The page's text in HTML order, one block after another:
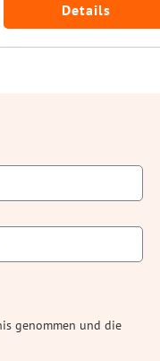
Details
genommen und die